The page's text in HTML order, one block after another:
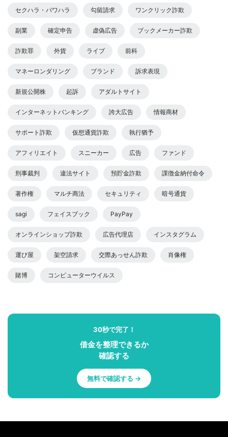
セクハラ・パワハラ 勾留請求 ワンクリック詐欺
副業 確定申告 虚偽広告 ブックメーカー詐欺
詐欺罪 外貨 ライブ 前科
マネーロンダリング ブランド 訴求表現
新規公開株 起訴 アダルトサイト
インターネットバンキング 誇大広告 情報商材
サポート詐欺 仮想通貨詐欺 執行猶予
アフィリエイト スニーカー 広告 ファンド
刑事裁判 違法サイト 預貯金詐欺 課徴金納付命令
著作権 マルチ商法 セキュリティ 暗号通貨
sagi フェイスブック PayPay
オンラインショップ詐欺 広告代理店 インスタグラム
運び屋 架空請求 交際あっせん詐欺 肖像権
賭博 コンピューターウイルス
30秒で完了！
借金を整理できるか
確認する
無料で確認する →